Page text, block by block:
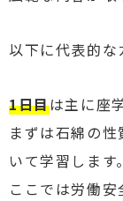
以下に代表的な
1日目は主に座
まずは石綿の
いて学習します。
ここでは労働